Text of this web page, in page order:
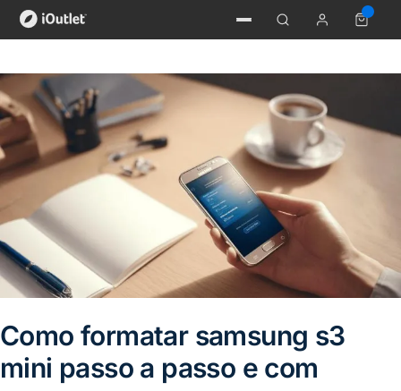
Como formatar samsung s3
mini passo a passo e com